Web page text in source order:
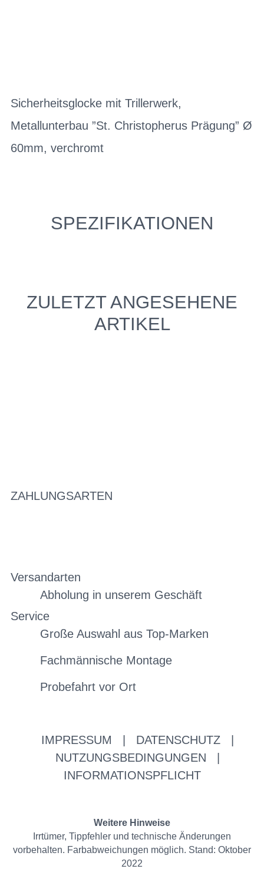
Sicherheitsglocke mit Trillerwerk,
Metallunterbau ”St. Christopherus Prägung” Ø
60mm, verchromt
SPEZIFIKATIONEN
ZULETZT ANGESEHENE
ARTIKEL
ZAHLUNGSARTEN
Versandarten
Abholung in unserem Geschäft
Service
Große Auswahl aus Top-Marken
Fachmännische Montage
Probefahrt vor Ort
IMPRESSUM DATENSCHUTZ
NUTZUNGSBEDINGUNGEN
INFORMATIONSPFLICHT
Weitere Hinweise
Irrtümer, Tippfehler und technische Änderungen
vorbehalten. Farbabweichungen möglich. Stand: Oktober
2022